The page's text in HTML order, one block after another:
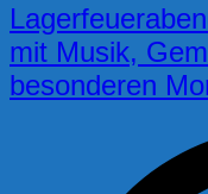
mit Musik,
besonderen